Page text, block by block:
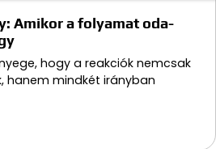
Amikor a folyamat oda-
hogy a reakciók nemcsak
hanem mindkét irányban